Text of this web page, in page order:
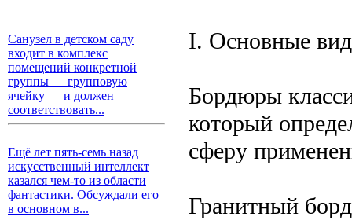
Санузел в детском саду
входит в комплекс
помещений конкретной
группы — групповую
ячейку — и должен
соответствовать...
Ещё лет пять-семь назад
искусственный интеллект
казался чем-то из области
фантастики. Обсуждали его
в основном в...
I. Основные
Бордюры
который
сферу
Гранитный